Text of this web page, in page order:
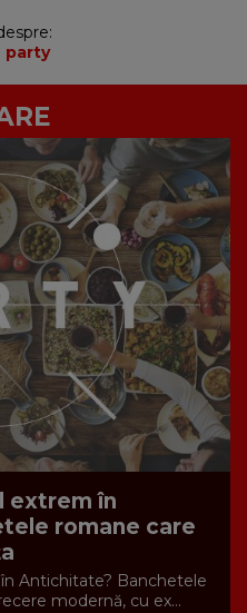
party
extrem în
romane care
Antichitate? Banchetele
modernă, cu ex...